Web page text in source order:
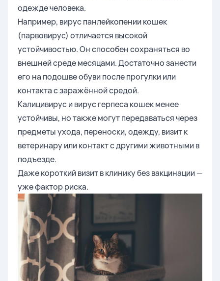
одежде человека.
Например, вирус панлейкопении кошек
(парвовирус) отличается высокой
устойчивостью. Он способен сохраняться во
внешней среде месяцами. Достаточно занести
его на подошве обуви после прогулки или
контакта с заражённой средой.
Калицивирус и вирус герпеса кошек менее
устойчивы, но также могут передаваться через
предметы ухода, переноски, одежду, визит к
ветеринару или контакт с другими животными в
подъезде.
Даже короткий визит в клинику без вакцинации —
уже фактор риска.